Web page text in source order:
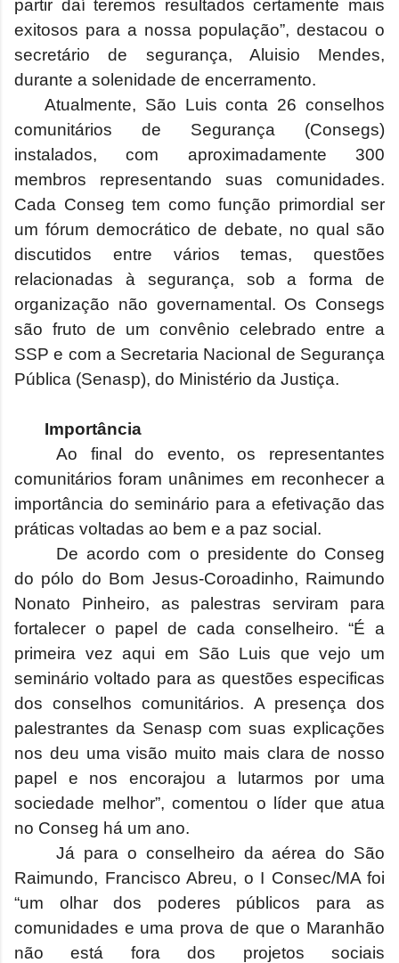
partir daí teremos resultados certamente mais
exitosos para a nossa população”, destacou o
secretário de segurança, Aluisio Mendes,
durante a solenidade de encerramento.
Atualmente, São Luis conta 26 conselhos
comunitários de Segurança (Consegs)
instalados, com aproximadamente 300
membros representando suas comunidades.
Cada Conseg tem como função primordial ser
um fórum democrático de debate, no qual são
discutidos entre vários temas, questões
relacionadas à segurança, sob a forma de
organização não governamental. Os Consegs
são fruto de um convênio celebrado entre a
SSP e com a Secretaria Nacional de Segurança
Pública (Senasp), do Ministério da Justiça.
Importância
Ao final do evento, os representantes
comunitários foram unânimes em reconhecer a
importância do seminário para a efetivação das
práticas voltadas ao bem e a paz social.
De acordo com o presidente do Conseg
do pólo do Bom Jesus-Coroadinho, Raimundo
Nonato Pinheiro, as palestras serviram para
fortalecer o papel de cada conselheiro. “É a
primeira vez aqui em São Luis que vejo um
seminário voltado para as questões especificas
dos conselhos comunitários. A presença dos
palestrantes da Senasp com suas explicações
nos deu uma visão muito mais clara de nosso
papel e nos encorajou a lutarmos por uma
sociedade melhor”, comentou o líder que atua
no Conseg há um ano.
Já para o conselheiro da aérea do São
Raimundo, Francisco Abreu, o I Consec/MA foi
“um olhar dos poderes públicos para as
comunidades e uma prova de que o Maranhão
não está fora dos projetos sociais